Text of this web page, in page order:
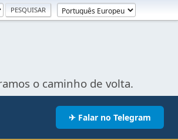
o caminho de volta.
✈ Falar no Telegram